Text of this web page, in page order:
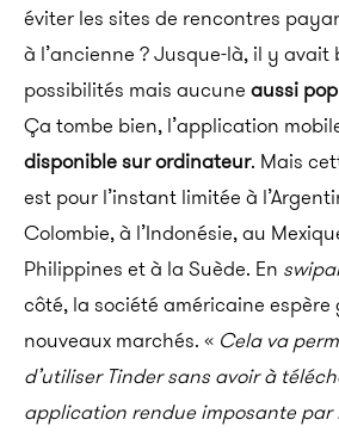
éviter les sites de rencontres
à l’ancienne ? Jusque-là, il y avait
possibilités mais aucune aussi
Ça tombe bien, l’application
disponible sur ordinateur. Mais
est pour l’instant limitée à
Colombie, à l’Indonésie, au
Philippines et à la Suède. En
côté, la société américaine espère
nouveaux marchés. « Cela va
d’utiliser Tinder sans avoir à
application rendue imposante par